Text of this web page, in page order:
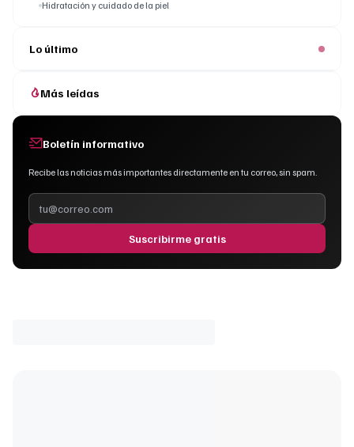
Hidratación y cuidado de la piel
Lo último
Más leídas
Boletín informativo
Recibe las noticias más importantes directamente en tu correo, sin spam.
Suscribirme gratis